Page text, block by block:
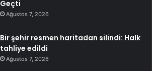
Geçti
Ağustos 7, 2026
Bir şehir resmen haritadan silindi: Halk
tahliye edildi
Ağustos 7, 2026